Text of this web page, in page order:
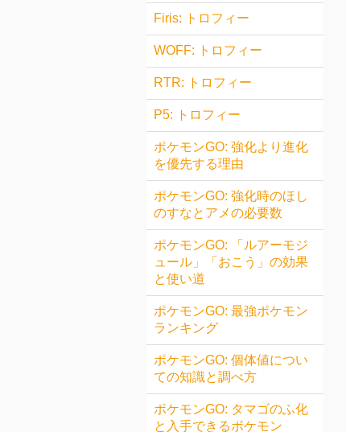
Firis: トロフィー
WOFF: トロフィー
RTR: トロフィー
P5: トロフィー
ポケモンGO: 強化より進化
を優先する理由
ポケモンGO: 強化時のほし
のすなとアメの必要数
ポケモンGO: 「ルアーモジ
ュール」「おこう」の効果
と使い道
ポケモンGO: 最強ポケモン
ランキング
ポケモンGO: 個体値につい
ての知識と調べ方
ポケモンGO: タマゴのふ化
と入手できるポケモン